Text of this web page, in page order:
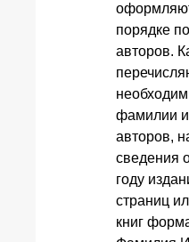
порядке
авторов.
фамилии
авторов,
сведения
году
страниц
книг